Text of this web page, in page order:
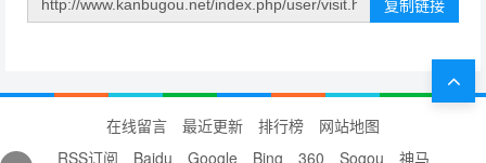
在线留言 最近更新 排行榜
网站地图
RSS订阅
Baidu Google Bing 360 Sogou 神马